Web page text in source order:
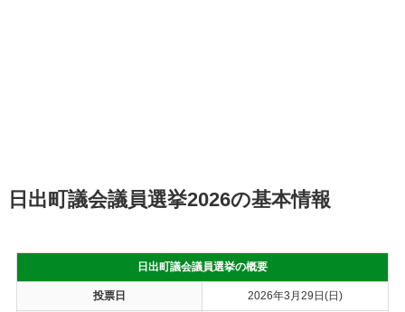
日出町議会議員選挙2026の基本情報
日出町議会議員選挙の概要
投票日 2026年3月29日(日)